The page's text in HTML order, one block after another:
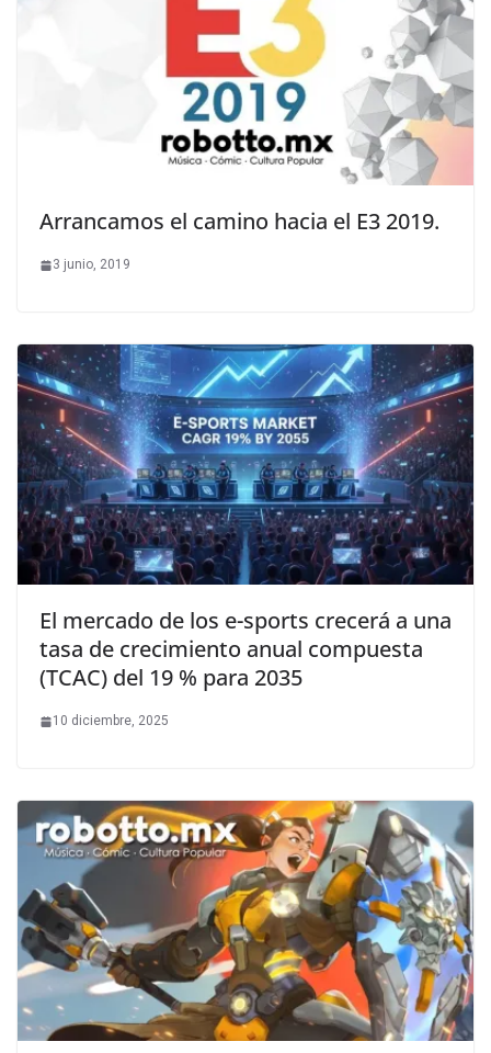
Arrancamos el camino hacia el E3 2019.
3 junio, 2019
El mercado de los e-sports crecerá a una
tasa de crecimiento anual compuesta
(TCAC) del 19 % para 2035
10 diciembre, 2025